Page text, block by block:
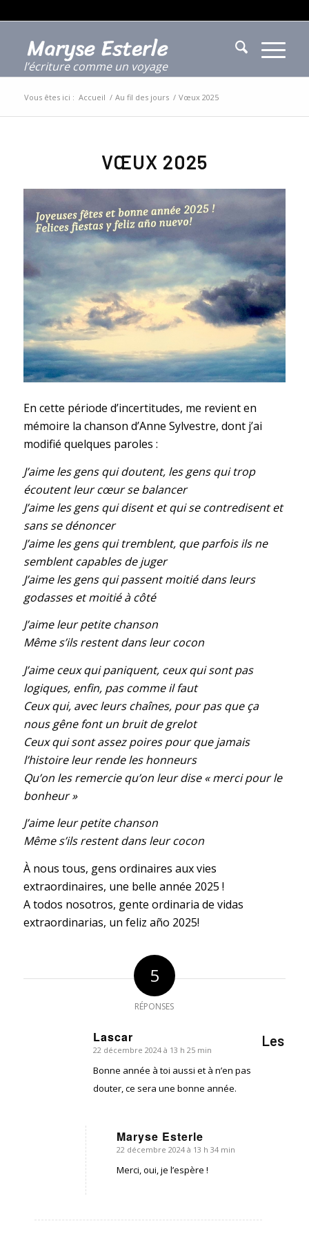
l’écriture comme un voyage
Vous êtes ici : Accueil / Au fil des jours / Vœux 2025
VŒUX 2025
En cette période d’incertitudes, me revient en
mémoire la chanson d’Anne Sylvestre, dont j’ai
modifié quelques paroles :
J’aime les gens qui doutent, les gens qui trop
écoutent leur cœur se balancer
J’aime les gens qui disent et qui se contredisent et
sans se dénoncer
J’aime les gens qui tremblent, que parfois ils ne
semblent capables de juger
J’aime les gens qui passent moitié dans leurs
godasses et moitié à côté
J’aime leur petite chanson
Même s’ils restent dans leur cocon
J’aime ceux qui paniquent, ceux qui sont pas
logiques, enfin, pas comme il faut
Ceux qui, avec leurs chaînes, pour pas que ça
nous gêne font un bruit de grelot
Ceux qui sont assez poires pour que jamais
l’histoire leur rende les honneurs
Qu’on les remercie qu’on leur dise « merci pour le
bonheur »
J’aime leur petite chanson
Même s’ils restent dans leur cocon
À nous tous, gens ordinaires aux vies
extraordinaires, une belle année 2025 !
A todos nosotros, gente ordinaria de vidas
extraordinarias, un feliz año 2025!
5
RÉPONSES
Lascar
dit
22 décembre 2024 à 13 h 25 min
Bonne année à toi aussi et à n’en pas
douter, ce sera une bonne année.
Maryse Esterle
dit
22 décembre 2024 à 13 h 34 min
Merci, oui, je l’espère !
Les